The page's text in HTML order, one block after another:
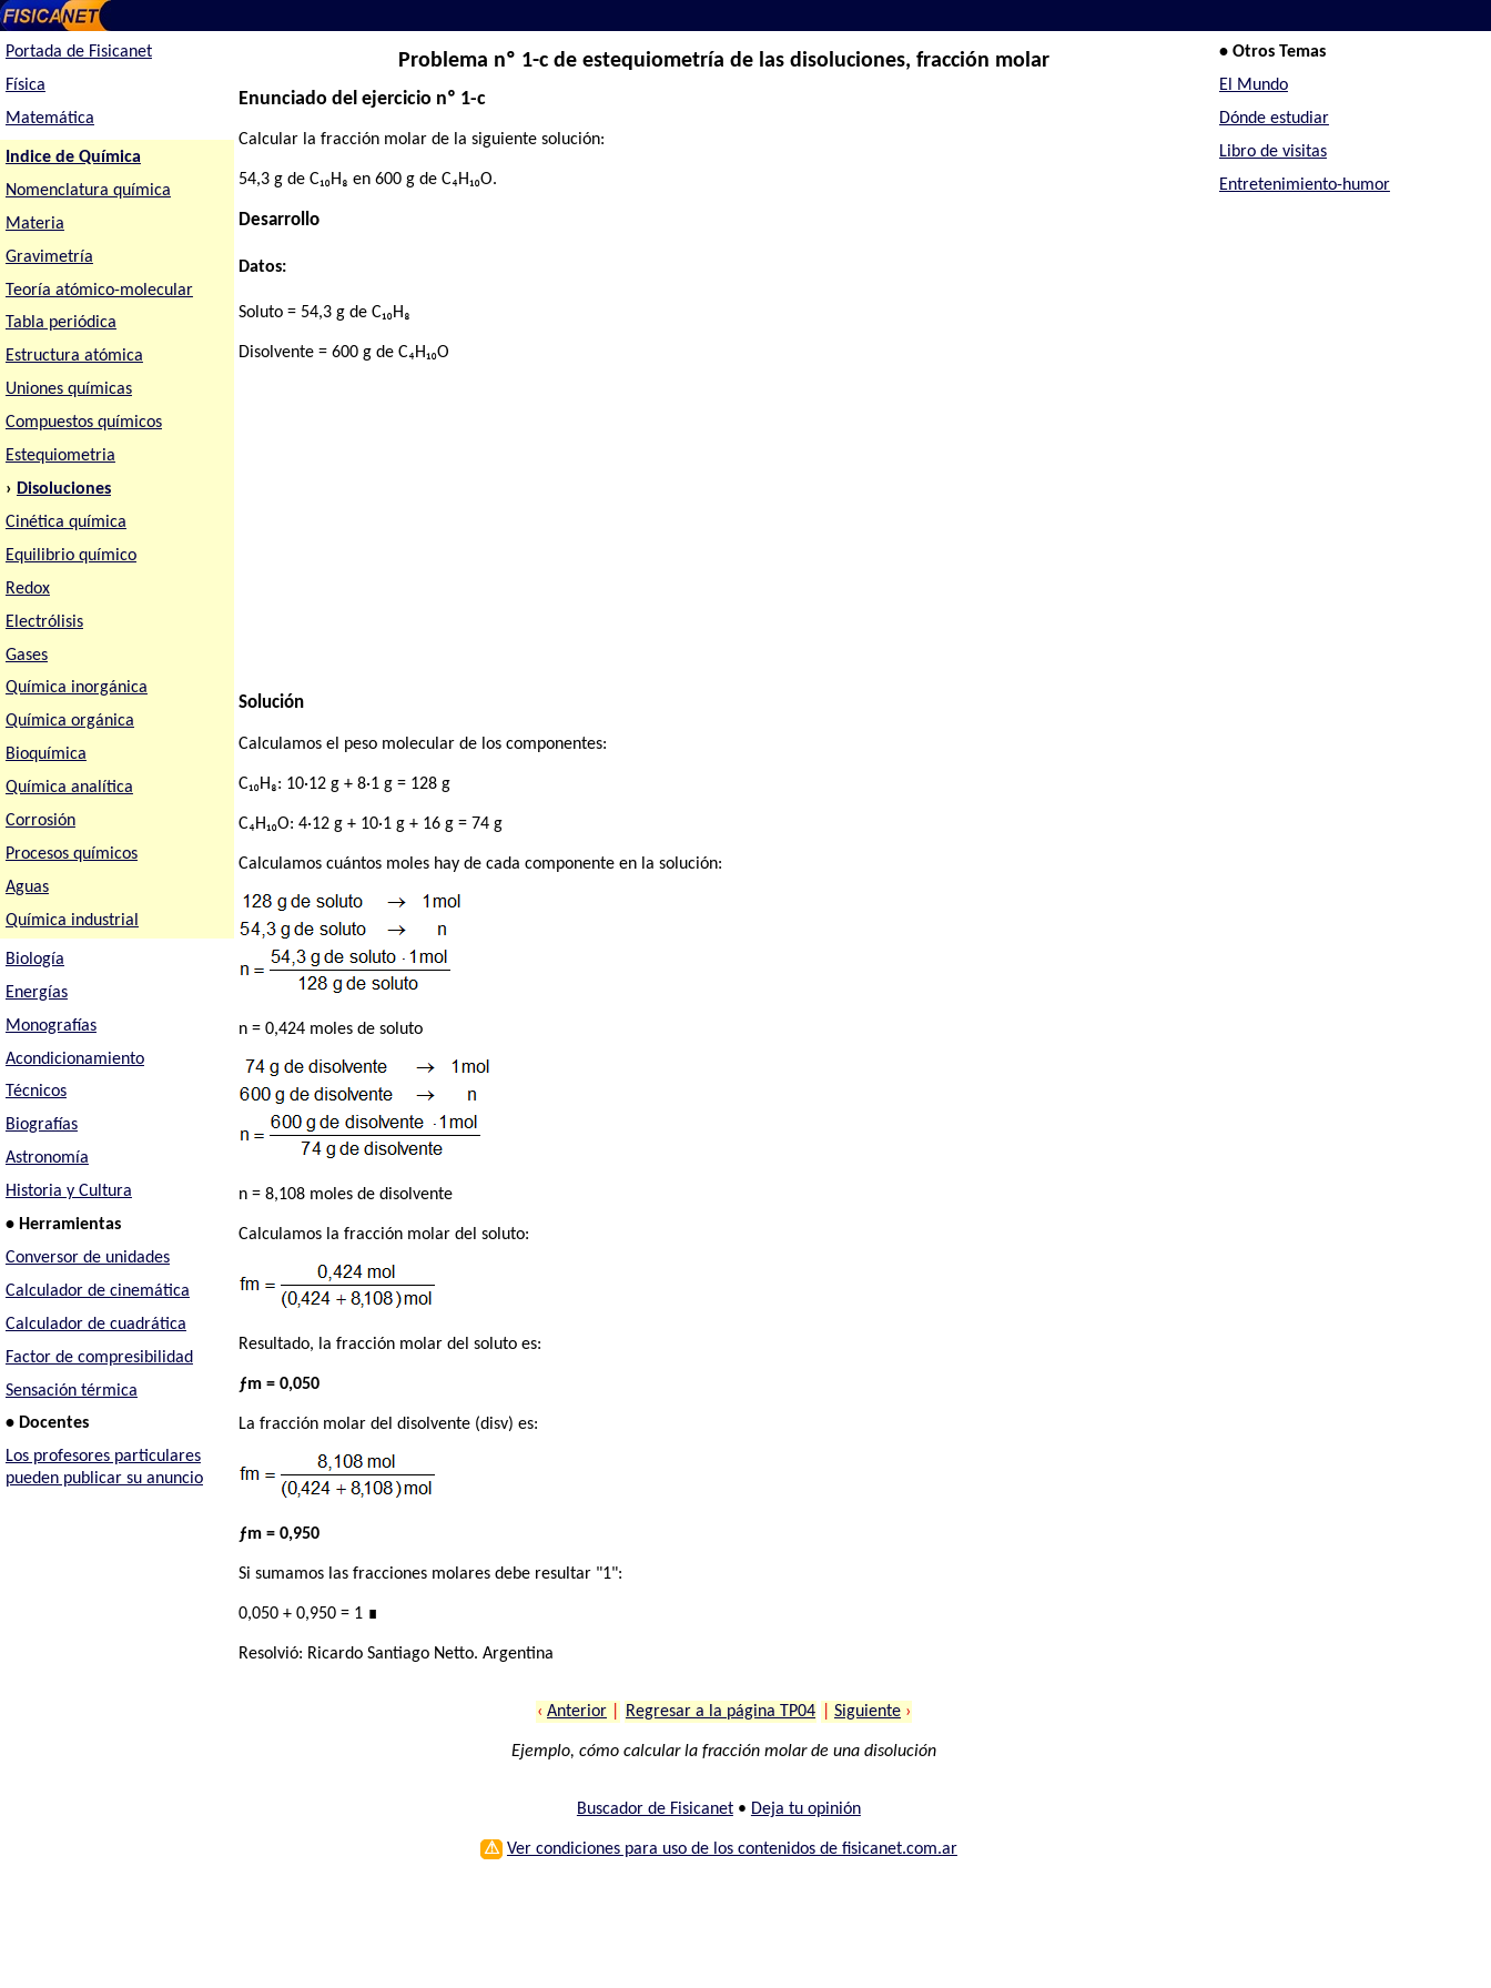
Portada de Fisicanet
Física
Matemática
Indice de Química
Nomenclatura química
Materia
Gravimetría
Teoría atómico-molecular
Tabla periódica
Estructura atómica
Uniones químicas
Compuestos químicos
Estequiometria
› Disoluciones
Cinética química
Equilibrio químico
Redox
Electrólisis
Gases
Química inorgánica
Química orgánica
Bioquímica
Química analítica
Corrosión
Procesos químicos
Aguas
Química industrial
Biología
Energías
Monografías
Acondicionamiento
Técnicos
Biografías
Astronomía
Historia y Cultura
• Herramientas
Conversor de unidades
Calculador de cinemática
Calculador de cuadrática
Factor de compresibilidad
Sensación térmica
• Docentes
Los profesores particulares
pueden publicar su anuncio
Problema nº 1-c de estequiometría de las disoluciones, fracción molar
Enunciado del ejercicio nº 1-c
Calcular la fracción molar de la siguiente solución:
54,3 g de C₁₀H₈ en 600 g de C₄H₁₀O.
Desarrollo
Datos:
Soluto = 54,3 g de C₁₀H₈
Disolvente = 600 g de C₄H₁₀O
Solución
Calculamos el peso molecular de los componentes:
C₁₀H₈: 10·12 g + 8·1 g = 128 g
C₄H₁₀O: 4·12 g + 10·1 g + 16 g = 74 g
Calculamos cuántos moles hay de cada componente en la solución:
n = 0,424 moles de soluto
n = 8,108 moles de disolvente
Calculamos la fracción molar del soluto:
Resultado, la fracción molar del soluto es:
ƒm = 0,050
La fracción molar del disolvente (disv) es:
ƒm = 0,950
Si sumamos las fracciones molares debe resultar "1":
0,050 + 0,950 = 1 ∎
Resolvió: Ricardo Santiago Netto. Argentina
‹ Anterior Regresar a la página TP04 Siguiente ›
Ejemplo, cómo calcular la fracción molar de una disolución
Buscador de Fisicanet• Deja tu opinión
⚠ Ver condiciones para uso de los contenidos de fisicanet.com.ar
• Otros Temas
El Mundo
Dónde estudiar
Libro de visitas
Entretenimiento-humor